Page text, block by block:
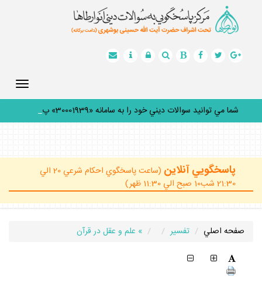
شما مي توانيد سوالات ديني خود را به سامانه «30001939» پيا
_
پاسخگويي آنلاين
(ساعت پاسخگوي احكام شرعي 20 الي
21:30 شب10 صبح الي 11:30 ظهر)
صفحه اصلي تفسير » علم و عقل در قرآن